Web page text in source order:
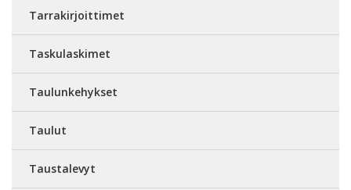
Tarrakirjoittimet
Taskulaskimet
Taulunkehykset
Taulut
Taustalevyt